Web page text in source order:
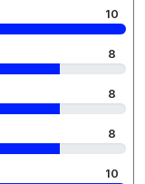
10
8
8
8
10